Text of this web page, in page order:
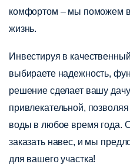
комфортом – мы поможем
жизнь.
Инвестируя в
выбираете надежность,
решение сделает вашу
привлекательной,
воды в любое время года.
заказать навес, и мы
для вашего участка!